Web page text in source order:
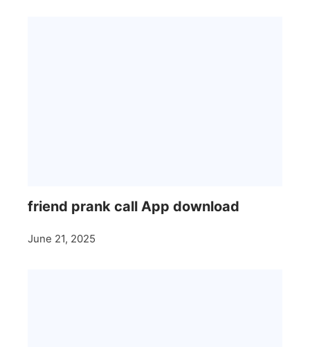
friend prank call App download
June 21, 2025